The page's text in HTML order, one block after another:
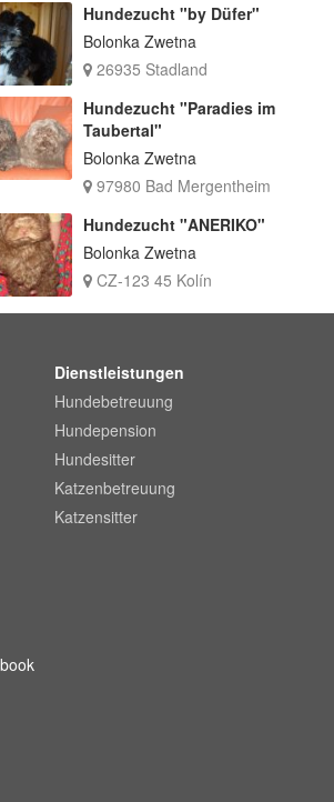
Hundezucht "by Düfer"
Bolonka Zwetna
26935 Stadland
Hundezucht "Paradies im
Taubertal"
Bolonka Zwetna
97980 Bad Mergentheim
Hundezucht "ANERIKO"
Bolonka Zwetna
CZ-123 45 Kolín
Dienstleistungen
Hundebetreuung
Hundepension
Hundesitter
Katzenbetreuung
Katzensitter